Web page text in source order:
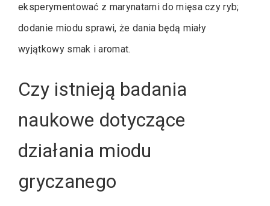
eksperymentować z marynatami do mięsa czy ryb;
dodanie miodu sprawi, że dania będą miały
wyjątkowy smak i aromat.
Czy istnieją badania
naukowe dotyczące
działania miodu
gryczanego